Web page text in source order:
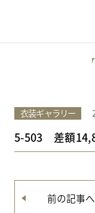
衣装ギャラリー
5-503 差額
前の記事へ